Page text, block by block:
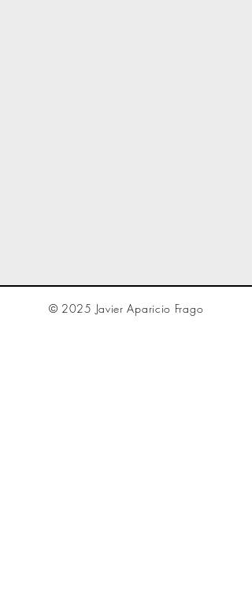
© 2025 Javier Aparicio Frago